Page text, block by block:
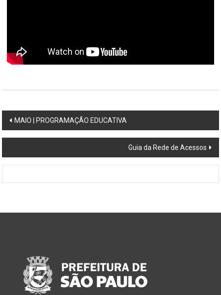
MAIO | PROGRAMAÇÃO EDUCATIVA
Guia da Rede de Acessos